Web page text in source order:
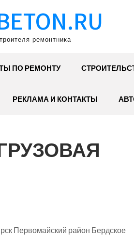
ремонтника
ПО РЕМОНТУ
РЕКЛАМА И КОНТАКТЫ
Первомайский район Бердское